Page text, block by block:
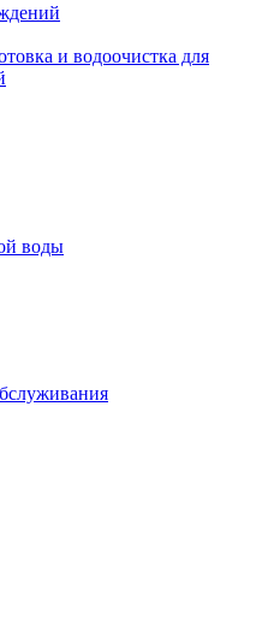
и водоочистка для
воды